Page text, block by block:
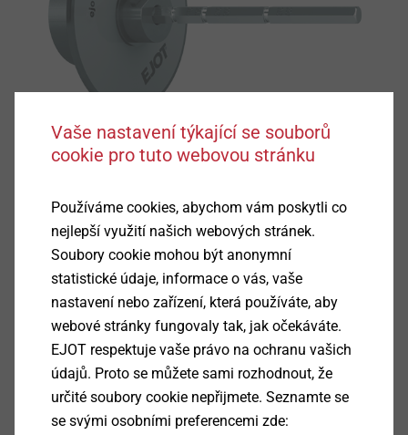
Podrobnosti k výrobku
Oblast použití
Speciálně vyvinutý montážní nástroj pro zápustnou
montážejothermSTR U 2G podle EJOT STR-Princip
Vaše nastavení týkající se souborů
cookie pro tuto webovou stránku
Používáme cookies, abychom vám poskytli co
nejlepší využití našich webových stránek.
Soubory cookie mohou být anonymní
statistické údaje, informace o vás, vaše
nastavení nebo zařízení, která používáte, aby
webové stránky fungovaly tak, jak očekáváte.
EJOT respektuje vaše právo na ochranu vašich
údajů. Proto se můžete sami rozhodnout, že
určité soubory cookie nepřijmete. Seznamte se
se svými osobními preferencemi zde: